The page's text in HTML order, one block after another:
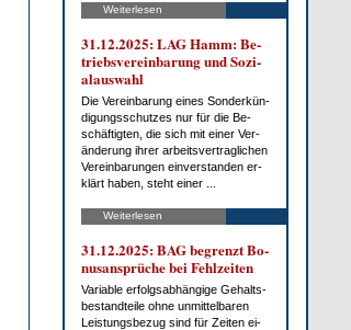
Weiterlesen
31.12.2025: LAG Hamm: Be­
triebs­ver­ein­ba­rung und So­zi­
al­aus­wahl
Die Ver­ein­ba­rung ei­nes Son­der­kün­
di­gungs­schut­zes nur für die Be­
schäf­tig­ten, die sich mit ei­ner Ver­
än­de­rung ih­rer ar­beits­ver­trag­li­chen
Ver­ein­ba­run­gen ein­ver­stan­den er­
klärt ha­ben, steht ei­ner ...
Weiterlesen
31.12.2025: BAG be­grenzt Bo­
nus­an­sprü­che bei Fehl­zei­ten
Va­ria­ble er­folgs­ab­hän­gi­ge Ge­halts­
be­stand­tei­le oh­ne un­mit­tel­ba­ren
Leis­tungs­be­zug sind für Zei­ten ei­